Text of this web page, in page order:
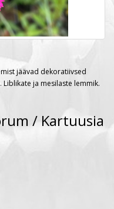
jäävad dekoratiivsed
ja mesilaste lemmik.
/ Kartuusia